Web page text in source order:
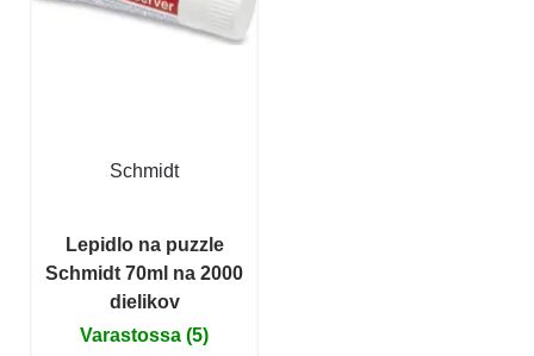
Schmidt
Lepidlo na puzzle
Schmidt 70ml na 2000
dielikov
Varastossa (5)